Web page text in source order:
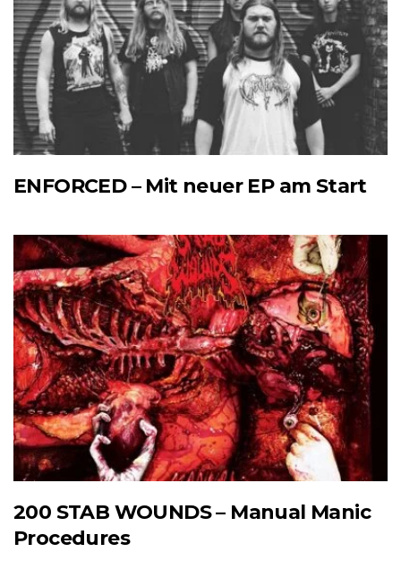
ENFORCED – Mit neuer EP am Start
200 STAB WOUNDS – Manual Manic
Procedures